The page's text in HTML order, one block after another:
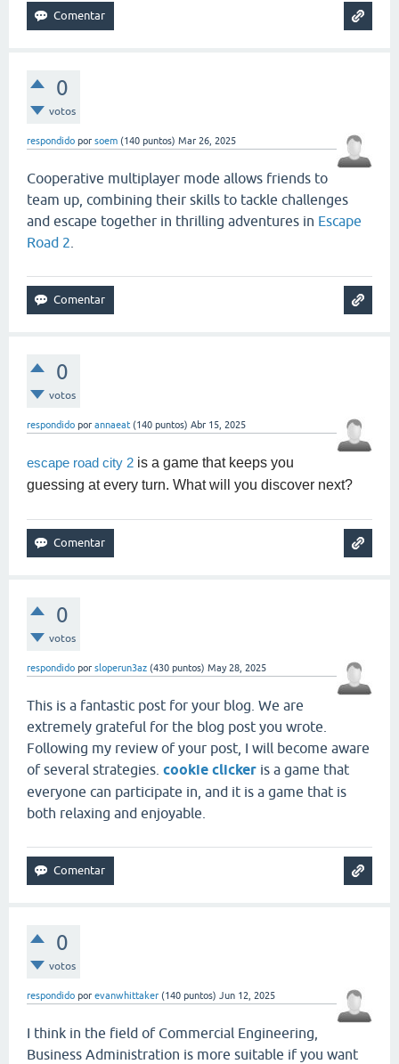
0
votos
respondido por soem (140 puntos) Mar 26, 2025
Cooperative multiplayer mode allows friends to
team up, combining their skills to tackle challenges
and escape together in thrilling adventures in Escape
Road 2
0
votos
respondido por annaeat (140 puntos) Abr 15, 2025
escape road city 2 is a game that keeps you
guessing at every turn. What will you discover next?
0
votos
respondido por sloperun3az (430 puntos) May 28, 2025
This is a fantastic post for your blog. We are
extremely grateful for the blog post you wrote.
Following my review of your post, I will become aware
of several strategies. cookie clicker is a game that
everyone can participate in, and it is a game that is
both relaxing and enjoyable.
0
votos
respondido por evanwhittaker (140 puntos) Jun 12, 2025
I think in the field of Commercial Engineering,
Business Administration is more suitable if you want